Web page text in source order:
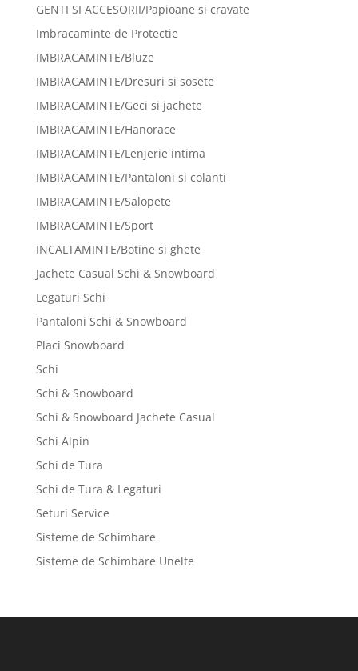
GENTI SI ACCESORII/Papioane si cravate
Imbracaminte de Protectie
IMBRACAMINTE/Bluze
IMBRACAMINTE/Dresuri si sosete
IMBRACAMINTE/Geci si jachete
IMBRACAMINTE/Hanorace
IMBRACAMINTE/Lenjerie intima
IMBRACAMINTE/Pantaloni si colanti
IMBRACAMINTE/Salopete
IMBRACAMINTE/Sport
INCALTAMINTE/Botine si ghete
Jachete Casual Schi & Snowboard
Legaturi Schi
Pantaloni Schi & Snowboard
Placi Snowboard
Schi
Schi & Snowboard
Schi & Snowboard Jachete Casual
Schi Alpin
Schi de Tura
Schi de Tura & Legaturi
Seturi Service
Sisteme de Schimbare
Sisteme de Schimbare Unelte